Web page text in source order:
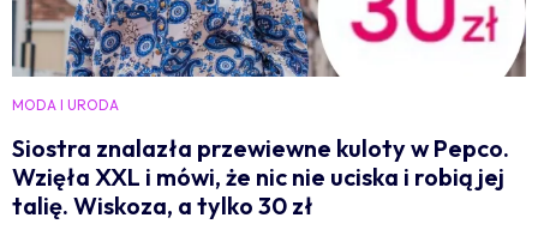
MODA I URODA
Siostra znalazła przewiewne kuloty w Pepco.
Wzięła XXL i mówi, że nic nie uciska i robią jej
talię. Wiskoza, a tylko 30 zł